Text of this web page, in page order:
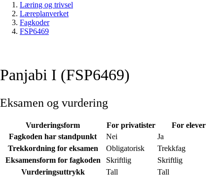
Læring og trivsel
Læreplanverket
Fagkoder
FSP6469
Panjabi I (FSP6469)
Eksamen og vurdering
Vurderingsform For privatister
For elever
Fagkoden har standpunkt
Nei
Ja
Trekkordning for eksamen
Obligatorisk
Trekkfag
Eksamensform for fagkoden
Skriftlig
Skriftlig
Vurderingsuttrykk
Tall
Tall